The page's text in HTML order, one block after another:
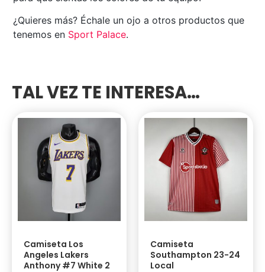
¿Quieres más? Échale un ojo a otros productos que
tenemos en Sport Palace.
TAL VEZ TE INTERESA…
Camiseta Los
Angeles Lakers
Anthony #7 White 2
Camiseta
Southampton 23-24
Local